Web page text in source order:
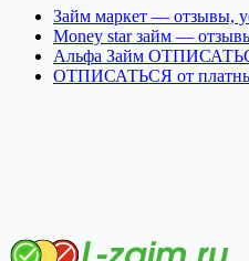
Займ маркет — отзывы,
Money star займ —
Альфа Займ
ОТПИСАТЬСЯ от